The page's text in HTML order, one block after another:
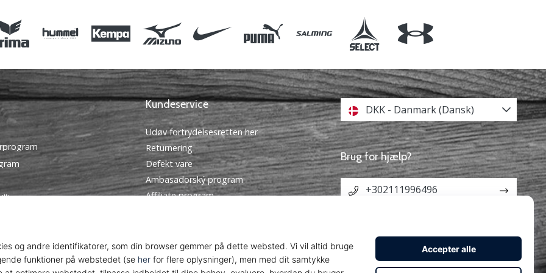
Kundeservice
Udøv fortrydelsesretten her
Returnering
Defekt vare
Ambasadorský program
Affiliate program
Kontakt
Ofte stillede spørgsmål
DKK - Danmark (Dansk)
Brug for hjælp?
+302111996496